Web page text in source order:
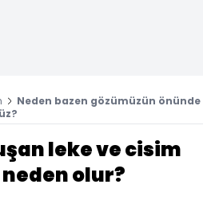
Neden bazen gözümüzün önünde
leke ve cisim
olur?